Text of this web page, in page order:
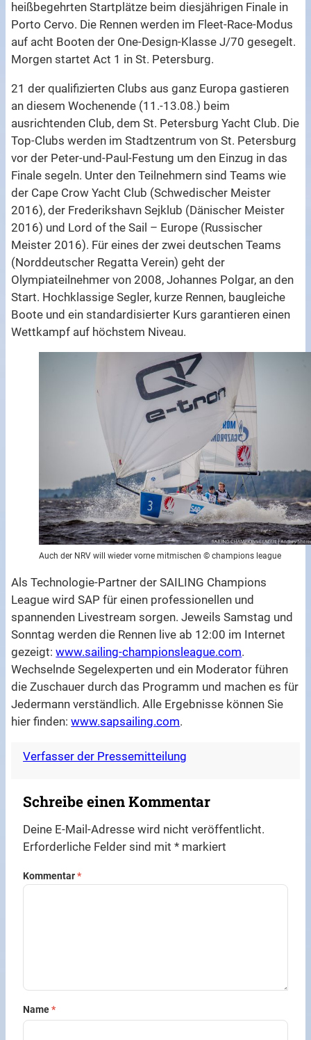
heißbegehrten Startplätze beim diesjährigen Finale in
Porto Cervo. Die Rennen werden im Fleet-Race-Modus
auf acht Booten der One-Design-Klasse J/70 gesegelt.
Morgen startet Act 1 in St. Petersburg.
21 der qualifizierten Clubs aus ganz Europa gastieren
an diesem Wochenende (11.-13.08.) beim
ausrichtenden Club, dem St. Petersburg Yacht Club. Die
Top-Clubs werden im Stadtzentrum von St. Petersburg
vor der Peter-und-Paul-Festung um den Einzug in das
Finale segeln. Unter den Teilnehmern sind Teams wie
der Cape Crow Yacht Club (Schwedischer Meister
2016), der Frederikshavn Sejklub (Dänischer Meister
2016) und Lord of the Sail – Europe (Russischer
Meister 2016). Für eines der zwei deutschen Teams
(Norddeutscher Regatta Verein) geht der
Olympiateilnehmer von 2008, Johannes Polgar, an den
Start. Hochklassige Segler, kurze Rennen, baugleiche
Boote und ein standardisierter Kurs garantieren einen
Wettkampf auf höchstem Niveau.
Auch der NRV will wieder vorne mitmischen © champions league
Als Technologie-Partner der SAILING Champions
League wird SAP für einen professionellen und
spannenden Livestream sorgen. Jeweils Samstag und
Sonntag werden die Rennen live ab 12:00 im Internet
gezeigt:www.sailing-championsleague.com.
Wechselnde Segelexperten und ein Moderator führen
die Zuschauer durch das Programm und machen es für
Jedermann verständlich. Alle Ergebnisse können Sie
hier finden:www.sapsailing.com.
Verfasser der Pressemitteilung
Schreibe einen Kommentar
Deine E-Mail-Adresse wird nicht veröffentlicht.
Erforderliche Felder sind mit* markiert
Kommentar*
Name*